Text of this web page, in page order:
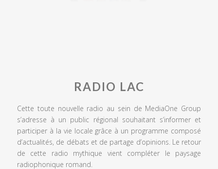
RADIO LAC
Cette toute nouvelle radio au sein de MediaOne Group
s’adresse à un public régional souhaitant s’informer et
participer à la vie locale grâce à un programme composé
d’actualités, de débats et de partage d’opinions. Le retour
de cette radio mythique vient compléter le paysage
radiophonique romand.